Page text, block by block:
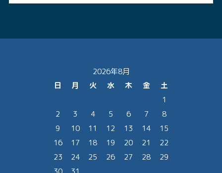
2026年8月
日
月 火 水 木 金
土
1
2
3 4 5 6 7
8
9
10 11 12 13 14
15
16
17 18 19 20 21
22
23
24 25 26 27 28
29